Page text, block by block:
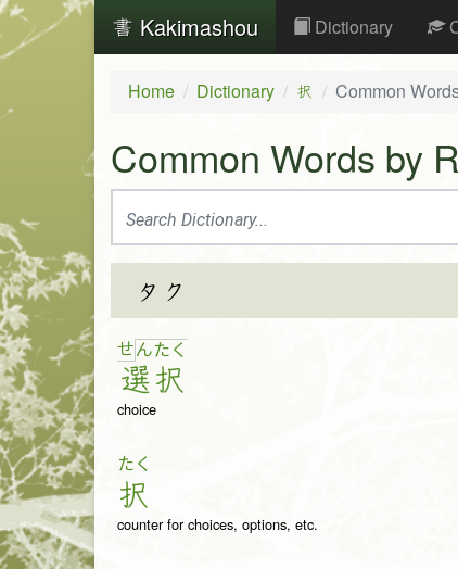
Kakimashou Dictionary
Home Dictionary 択 Common
Common Words by
タク
せん
選
た く
択
choice
たく
択
counter for choices, options, etc.